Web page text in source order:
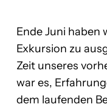
Ende Juni haben
Exkursion zu
Zeit unseres
war es,
dem laufenden